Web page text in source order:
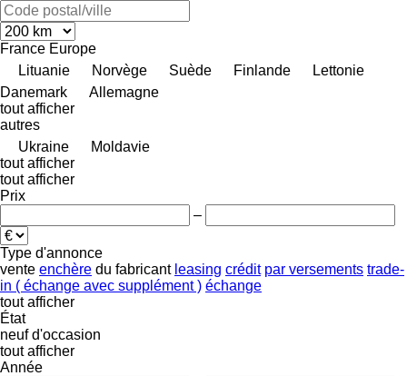
France Europe
Lituanie
Norvège Suède Finlande
Lettonie
Danemark
Allemagne
tout afficher
autres
Ukraine
Moldavie
tout afficher
tout afficher
Prix
–
Type d'annonce
vente enchère du fabricant leasing crédit par versements trade-
in ( échange avec supplément ) échange
tout afficher
État
neuf d'occasion
tout afficher
Année